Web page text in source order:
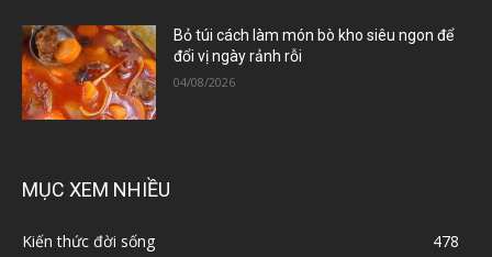
Bỏ túi cách làm món bò kho siêu ngon để
đổi vị ngày rảnh rỗi
04/08/2026
MỤC XEM NHIỀU
Kiến thức đời sống
478